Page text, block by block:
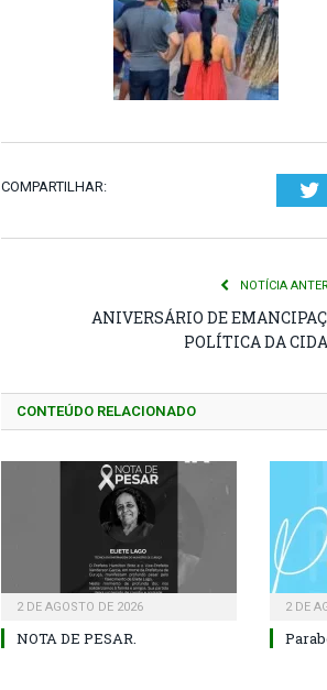
COMPARTILHAR:
NOTÍCIA
ANIVERSÁRIO DE
POLÍTICA DA
CONTEÚDO RELACIONADO
2 DE AGOSTO DE 2026
NOTA DE PESAR.
2 DE